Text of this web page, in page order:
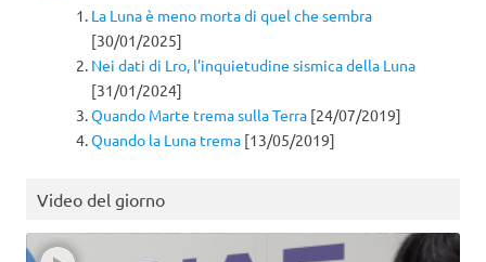
La Luna è meno morta di quel che sembra
[30/01/2025]
Nei dati di Lro, l’inquietudine sismica della Luna
[31/01/2024]
Quando Marte trema sulla Terra [24/07/2019]
Quando la Luna trema [13/05/2019]
Video del giorno